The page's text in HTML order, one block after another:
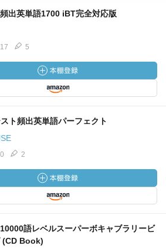
方が便利なので今はこちらを買うほ
ただしまたもやCD別売りでのようで
）。
ッチ―の三冊をしっかりやりこんで、
。熟語だけ対策がないので誰かいい
出英単語1700 iBT完全対応版
5
ト頻出英単語パーフェクト
2
語レベルスーパーボキャブラリービ
(CD Book)